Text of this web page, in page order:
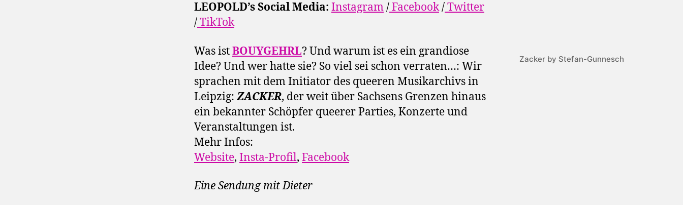
LEOPOLD’s Social Media: Instagram/Facebook/Twitter
/TikTok
Zacker by Stefan-Gunnesch
Was istBOUYGEHRL? Und warum ist es ein grandiose
Idee? Und wer hatte sie? So viel sei schon verraten…: Wir
sprachen mit dem Initiator des queeren Musikarchivs in
Leipzig: ZACKER, der weit über Sachsens Grenzen hinaus
ein bekannter Schöpfer queerer Parties, Konzerte und
Veranstaltungen ist.
Mehr Infos:
Website, Insta-Profil, Facebook
Eine Sendung mit Dieter